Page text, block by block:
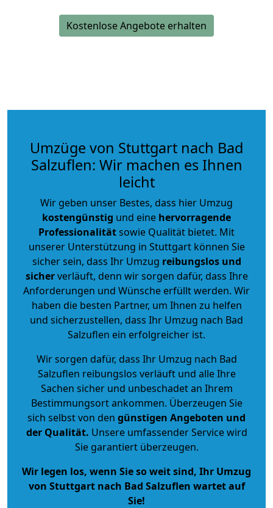
Kostenlose Angebote erhalten
Umzüge von Stuttgart nach Bad
Salzuflen: Wir machen es Ihnen
leicht
Wir geben unser Bestes, dass hier Umzug
kostengünstig und eine hervorragende
Professionalitätsowie Qualität bietet. Mit
unserer Unterstützung in Stuttgart können Sie
sicher sein, dass Ihr Umzug reibungslos und
sicherverläuft, denn wir sorgen dafür, dass Ihre
Anforderungen und Wünsche erfüllt werden. Wir
haben die besten Partner, um Ihnen zu helfen
und sicherzustellen, dass Ihr Umzug nach Bad
Salzuflen ein erfolgreicher ist.
Wir sorgen dafür, dass Ihr Umzug nach Bad
Salzuflen reibungslos verläuft und alle Ihre
Sachen sicher und unbeschadet an Ihrem
Bestimmungsort ankommen. Überzeugen Sie
sich selbst von den günstigen Angeboten und
der Qualität. Unsere umfassender Service wird
Sie garantiert überzeugen.
Wir legen los, wenn Sie so weit sind, Ihr Umzug
von Stuttgart nach Bad Salzuflen wartet auf
Sie!